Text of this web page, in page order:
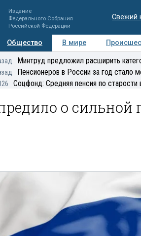
Издание
Федерального Собрания
Российской Федерации
Свежий
Общество В мире
Регионы Медиацентр
Минтруд предложил расширить
Пенсионеров в России за год стало
Соцфонд: Средняя пенсия по
о сильной